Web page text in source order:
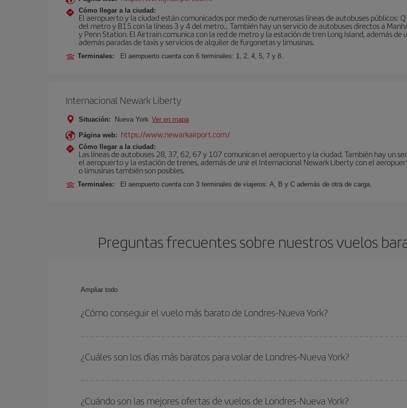
Cómo llegar a la ciudad:
El aeropuerto y la ciudad están comunicados por medio de numerosas líneas de autobuses públicos:
del metro y B15 con la líneas 3 y 4 del metro… También hay un servicio de autobuses directos a
y Penn Station. El Airtrain comunica con la red de metro y la estación de tren Long Island, además
además paradas de taxis y servicios de alquiler de furgonetas y limusinas.
Terminales: El aeropuerto cuenta con 6 terminales: 1, 2, 4, 5, 7 y 8.
Internacional Newark Liberty
Situación: Nueva York Ver en mapa
Página web: https://www.newarkairport.com/
Cómo llegar a la ciudad:
Las líneas de autobuses 28, 37, 62, 67 y 107 comunican el aeropuerto y la ciudad. También hay un
el aeropuerto y la estación de trenes, además de unir el Internacional Newark Liberty con el
o limusinas también son posibles.
Terminales: El aeropuerto cuenta con 3 terminales de viajeros: A, B y C además de otra de carga.
Preguntas frecuentes sobre nuestros vuelos
Ampliar todo
¿Cómo conseguir el vuelo más barato de Londres-Nueva York?
las fechas y horarios de ida y vuelta.
¿Cuáles son los días más baratos para volar de Londres-Nueva York?
quieres ir y en qué fechas habías pensado viajar. Te mostraremos los vuelos más baratos, no solo
¿Cuándo son las mejores ofertas de vuelos de Londres-Nueva York?